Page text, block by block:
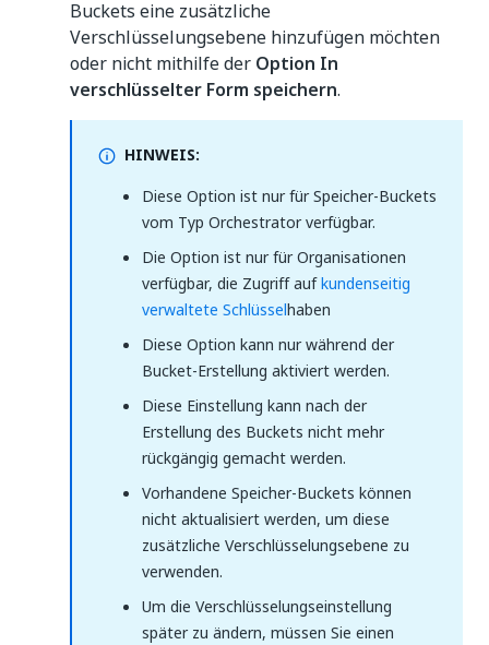
Buckets eine zusätzliche
Verschlüsselungsebene hinzufügen möchten
oder nicht mithilfe der Option In
verschlüsselter Form speichern.
HINWEIS:
Diese Option ist nur für Speicher-Buckets
vom Typ Orchestrator verfügbar.
Die Option ist nur für Organisationen
verfügbar, die Zugriff aufkundenseitig
verwaltete Schlüsselhaben
Diese Option kann nur während der
Bucket-Erstellung aktiviert werden.
Diese Einstellung kann nach der
Erstellung des Buckets nicht mehr
rückgängig gemacht werden.
Vorhandene Speicher-Buckets können
nicht aktualisiert werden, um diese
zusätzliche Verschlüsselungsebene zu
verwenden.
Um die Verschlüsselungseinstellung
später zu ändern, müssen Sie einen